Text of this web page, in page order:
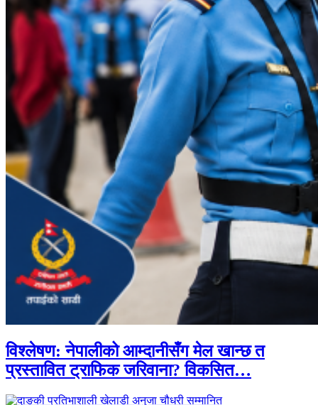
विश्लेषण: नेपालीको आम्दानीसँग मेल खान्छ त
प्रस्तावित ट्राफिक जरिवाना? विकसित…